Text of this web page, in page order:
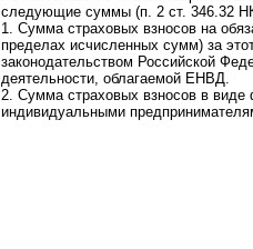
следующие суммы (п. 2 ст. 346.32
1. Сумма страховых взносов на
пределах исчисленных сумм) за
законодательством Российской
деятельности, облагаемой ЕНВД.
2. Сумма страховых взносов в
индивидуальными